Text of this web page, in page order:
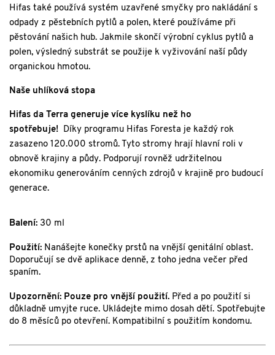
Hifas také používá systém uzavřené smyčky pro nakládání s
odpady z pěstebních pytlů a polen, které používáme při
pěstování našich hub. Jakmile skončí výrobní cyklus pytlů a
polen, výsledný substrát se použije k vyživování naší půdy
organickou hmotou.
Naše uhlíková stopa
Hifas da Terra generuje více kyslíku než ho
spotřebuje!
Díky programu Hifas Foresta je každý rok
zasazeno 120.000 stromů. Tyto stromy hrají hlavní roli v
obnově krajiny a půdy. Podporují rovněž udržitelnou
ekonomiku generováním cenných zdrojů v krajině pro budoucí
generace.
Balení: 30 ml
Použití: Nanášejte konečky prstů na vnější genitální oblast.
Doporučují se dvě aplikace denně, z toho jedna večer před
spaním.
Upozornění: Pouze pro vnější použití. Před a po použití si
důkladně umyjte ruce. Ukládejte mimo dosah dětí. Spotřebujte
do 8 měsíců po otevření. Kompatibilní s použitím kondomu.